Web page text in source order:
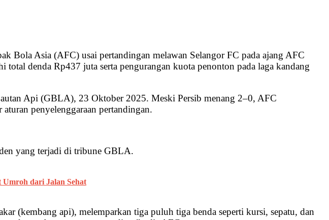
Bola Asia (AFC) usai pertandingan melawan Selangor FC pada ajang AFC
denda Rp437 juta serta pengurangan kuota penonton pada laga kandang
Api (GBLA), 23 Oktober 2025. Meski Persib menang 2–0, AFC
penyelenggaraan pertandingan.
yang terjadi di tribune GBLA.
dari Jalan Sehat
(kembang api), melemparkan tiga puluh tiga benda seperti kursi, sepatu, dan